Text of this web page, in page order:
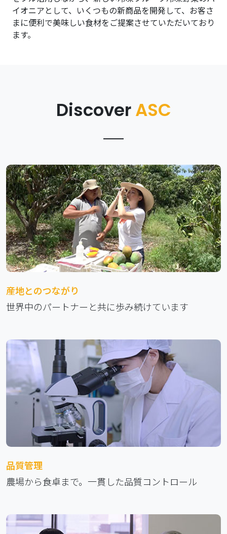
イオニアとして、いくつもの新商品を開発して、お客さ
まに便利で美味しい食材をご提案させていただいており
ます。
DiscoverASC
産地とのつながり
世界中のパートナーと共に歩み続けています
品質管理
農場から食卓まで。一貫した品質コントロール